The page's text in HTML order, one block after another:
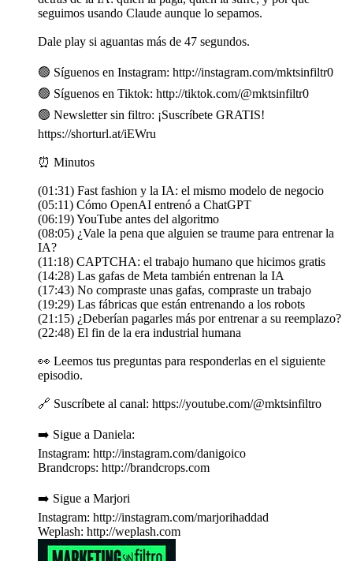
seguimos usando Claude aunque lo sepamos.
Dale play si aguantas más de 47 segundos.
🟢 Síguenos en Instagram: http://instagram.com/mktsinfiltr0
🟢 Síguenos en Tiktok: http://tiktok.com/@mktsinfiltr0
🟢 Newsletter sin filtro: ¡Suscríbete GRATIS!
https://shorturl.at/iEWru
⏰ Minutos
(01:31) Fast fashion y la IA: el mismo modelo de negocio
(05:11) Cómo OpenAI entrenó a ChatGPT
(06:19) YouTube antes del algoritmo
(08:05) ¿Vale la pena que alguien se traume para entrenar la
IA?
(11:18) CAPTCHA: el trabajo humano que hicimos gratis
(14:28) Las gafas de Meta también entrenan la IA
(17:43) No compraste unas gafas, compraste un trabajo
(19:29) Las fábricas que están entrenando a los robots
(21:15) ¿Deberían pagarles más por entrenar a su reemplazo?
(22:48) El fin de la era industrial humana
👀 Leemos tus preguntas para responderlas en el siguiente
episodio.
🔗 Suscríbete al canal: https://youtube.com/@mktsinfiltro
➡️ Sigue a Daniela:
Instagram: http://instagram.com/danigoico
Brandcrops: http://brandcrops.com
➡️ Sigue a Marjori
Instagram: http://instagram.com/marjorihaddad
Weplash: http://weplash.com